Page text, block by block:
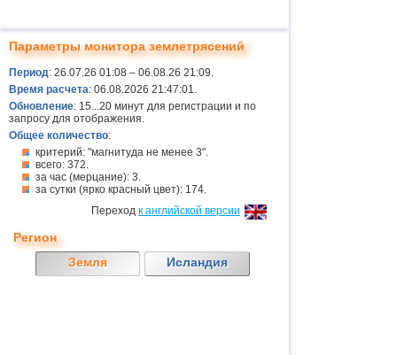
Параметры монитора землетрясений
Период: 26.07.26 01:08 – 06.08.26 21:09.
Время расчета: 06.08.2026 21:47:01.
Обновление: 15...20 минут для регистрации и по
запросу для отображения.
Общее количество:
критерий: "магнитуда не менее 3".
всего: 372.
за час (мерцание): 3.
за сутки (ярко красный цвет): 174.
Переход к английской версии
Регион
Земля
Исландия